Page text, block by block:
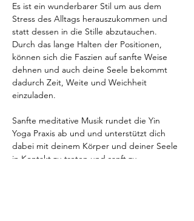
Es ist ein wunderbarer Stil um aus dem
Stress des Alltags herauszukommen und
statt dessen in die Stille abzutauchen.
Durch das lange Halten der Positionen,
können sich die Faszien auf sanfte Weise
dehnen und auch deine Seele bekommt
dadurch Zeit, Weite und Weichheit
einzuladen.
Sanfte meditative Musik rundet die Yin
Yoga Praxis ab und und unterstützt dich
dabei mit deinem Körper und deiner Seele
in Kontakt zu treten und sanft zu